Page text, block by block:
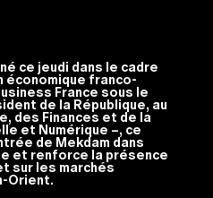
ce jeudi dans le cadre
économique franco-
France sous le
de la République, au
des Finances et de la
et Numérique –, ce
de Mekdam dans
et renforce la présence
sur les marchés
Orient.